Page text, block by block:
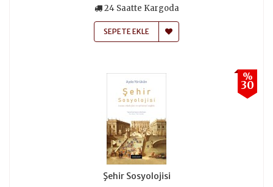
24 Saatte Kargoda
SEPETE EKLE
%
30
Şehir Sosyolojisi